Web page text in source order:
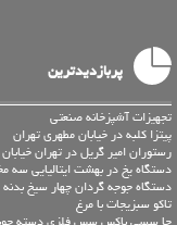
پربازدیدترین
تجهیزات آشپزخانه صنعتی
پیتزا کلبه در خیابان مطهری تهران
رستوران امیر گریل در تهران
دستگاه یخ در بهشت ایتالیایی سه
دستگاه جوجه گردان چهار سیخ
تاکو سبزیجات با مرغ